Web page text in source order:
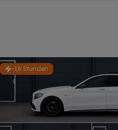
~1,6 Stunden